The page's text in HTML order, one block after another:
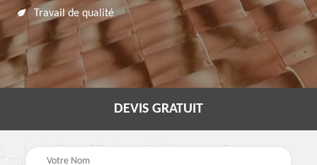
Travail de qualité
DEVIS GRATUIT